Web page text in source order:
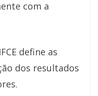
com a
define as
dos resultados